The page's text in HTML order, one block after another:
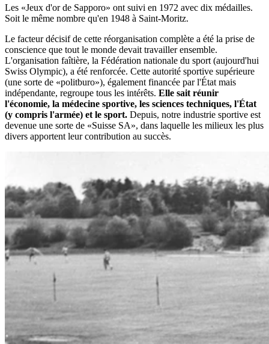
Les «Jeux d'or de Sapporo» ont suivi en 1972 avec dix médailles.
Soit le même nombre qu'en 1948 à Saint-Moritz.
Le facteur décisif de cette réorganisation complète a été la prise de
conscience que tout le monde devait travailler ensemble.
L'organisation faîtière, la Fédération nationale du sport (aujourd'hui
Swiss Olympic), a été renforcée. Cette autorité sportive supérieure
(une sorte de «politburo»), également financée par l'État mais
indépendante, regroupe tous les intérêts. Elle sait réunir
l'économie, la médecine sportive, les sciences techniques, l'État
(y compris l'armée) et le sport. Depuis, notre industrie sportive est
devenue une sorte de «Suisse SA», dans laquelle les milieux les plus
divers apportent leur contribution au succès.